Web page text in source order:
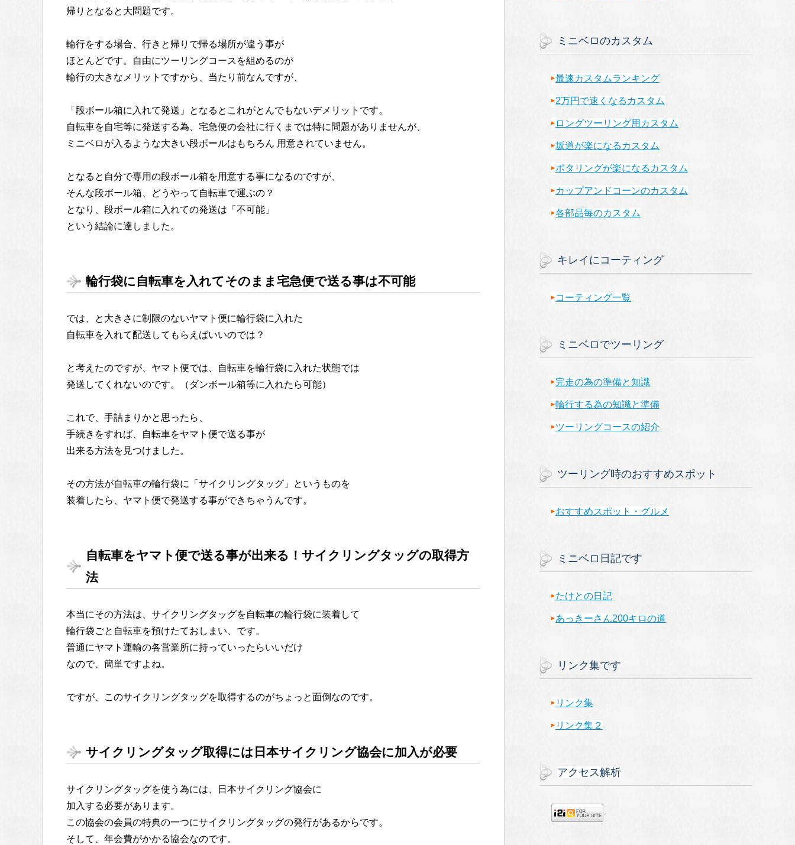
帰りとなると大問題です。
輪行をする場合、行きと帰りで帰る場所が違う事が
ほとんどです。自由にツーリングコースを組めるのが
輪行の大きなメリットですから、当たり前なんですが、
「段ボール箱に入れて発送」となるとこれがとんでもないデメリットです。
自転車を自宅等に発送する為、宅急便の会社に行くまでは特に問題がありませんが、
ミニベロが入るような大きい段ボールはもちろん 用意されていません。
となると自分で専用の段ボール箱を用意する事になるのですが、
そんな段ボール箱、どうやって自転車で運ぶの？
となり、段ボール箱に入れての発送は「不可能」
という結論に達しました。
輪行袋に自転車を入れてそのまま宅急便で送る事は不可能
では、と大きさに制限のないヤマト便に輪行袋に入れた
自転車を入れて配送してもらえばいいのでは？
と考えたのですが、ヤマト便では、自転車を輪行袋に入れた状態では
発送してくれないのです。（ダンボール箱等に入れたら可能）
これで、手詰まりかと思ったら、
手続きをすれば、自転車をヤマト便で送る事が
出来る方法を見つけました。
その方法が自転車の輪行袋に「サイクリングタッグ」というものを
装着したら、ヤマト便で発送する事ができちゃうんです。
自転車をヤマト便で送る事が出来る！サイクリングタッグの取得方
法
本当にその方法は、サイクリングタッグを自転車の輪行袋に装着して
輪行袋ごと自転車を預けたておしまい、です。
普通にヤマト運輸の各営業所に持っていったらいいだけ
なので、簡単ですよね。
ですが、このサイクリングタッグを取得するのがちょっと面倒なのです。
サイクリングタッグ取得には日本サイクリング協会に加入が必要
サイクリングタッグを使う為には、日本サイクリング協会に
加入する必要があります。
この協会の会員の特典の一つにサイクリングタッグの発行があるからです。
そして、年会費がかかる協会なのです。
ミニベロのカスタム
最速カスタムランキング
2万円で速くなるカスタム
ロングツーリング用カスタム
坂道が楽になるカスタム
ポタリングが楽になるカスタム
カップアンドコーンのカスタム
各部品毎のカスタム
キレイにコーティング
コーティング一覧
ミニベロでツーリング
完走の為の準備と知識
輪行する為の知識と準備
ツーリングコースの紹介
ツーリング時のおすすめスポット
おすすめスポット・グルメ
ミニベロ日記です
たけとの日記
あっきーさん200キロの道
リンク集です
リンク集
リンク集２
アクセス解析